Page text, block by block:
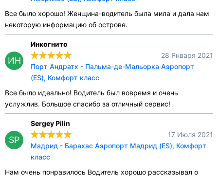
Все было хорошо! Женщина-водитель была мила и дала нам
некоторую информацию об острове.
ИН
Инкогнито
28 Января 2021
Порт Андратх - Пальма-де-Мальорка Аэропорт
(ES), Комфорт класс
Все было идеально! Водитель был вовремя и очень
услужлив. Большое спасибо за отличный сервис!
SP
Sergey Pilin
17 Июля 2021
Мадрид - Барахас Аэропорт Мадрид (ES), Комфорт
класс
Нам очень понравилось Водитель хорошо рассказывал о